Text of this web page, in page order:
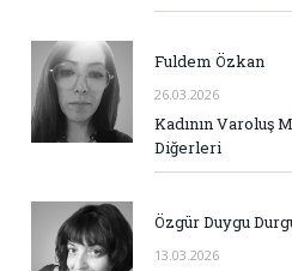
Fuldem Özkan
26.03.2026
Kadının Varoluş
Diğerleri
Özgür Duygu
13.03.2026